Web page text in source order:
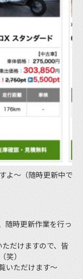
よ〜（随時更新中です
随時更新作業を行っ
だけますので、皆
笑）
いただけます〜